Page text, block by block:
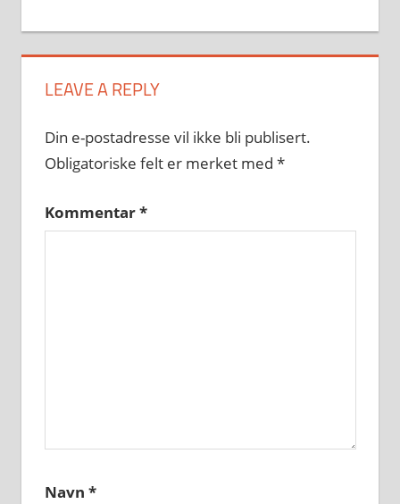
LEAVE A REPLY
Din e-postadresse vil ikke bli publisert.
Obligatoriske felt er merket med *
Kommentar*
Navn *